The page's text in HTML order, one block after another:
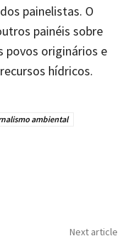
painelistas. O
painéis sobre
povos originários e
hídricos.
ambiental
Next article